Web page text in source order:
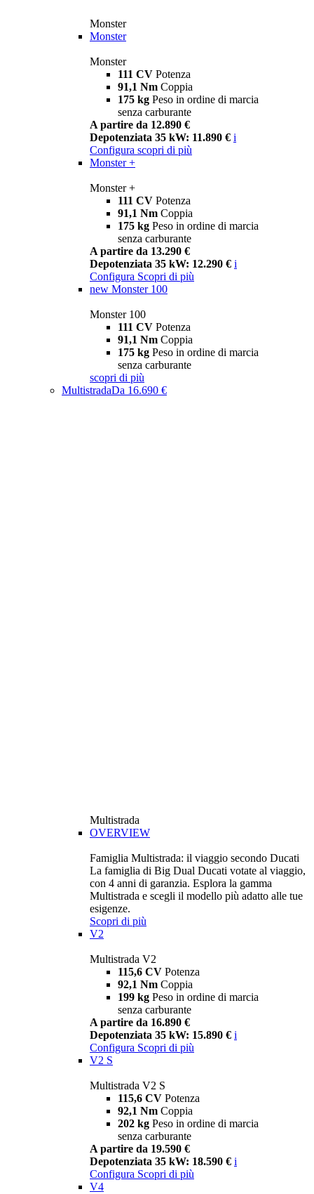
Monster
Monster
Monster
111 CV Potenza
91,1 Nm Coppia
175 kg Peso in ordine di marcia
senza carburante
A partire da 12.890 €
Depotenziata 35 kW: 11.890 € i
Configura scopri di più
Monster +
Monster +
111 CV Potenza
91,1 Nm Coppia
175 kg Peso in ordine di marcia
senza carburante
A partire da 13.290 €
Depotenziata 35 kW: 12.290 € i
Configura Scopri di più
new Monster 100
Monster 100
111 CV Potenza
91,1 Nm Coppia
175 kg Peso in ordine di marcia
senza carburante
scopri di più
MultistradaDa 16.690 €
Multistrada
OVERVIEW
Famiglia Multistrada: il viaggio secondo Ducati
La famiglia di Big Dual Ducati votate al viaggio,
con 4 anni di garanzia. Esplora la gamma
Multistrada e scegli il modello più adatto alle tue
esigenze.
Scopri di più
V2
Multistrada V2
115,6 CV Potenza
92,1 Nm Coppia
199 kg Peso in ordine di marcia
senza carburante
A partire da 16.890 €
Depotenziata 35 kW: 15.890 € i
Configura Scopri di più
V2 S
Multistrada V2 S
115,6 CV Potenza
92,1 Nm Coppia
202 kg Peso in ordine di marcia
senza carburante
A partire da 19.590 €
Depotenziata 35 kW: 18.590 € i
Configura Scopri di più
V4